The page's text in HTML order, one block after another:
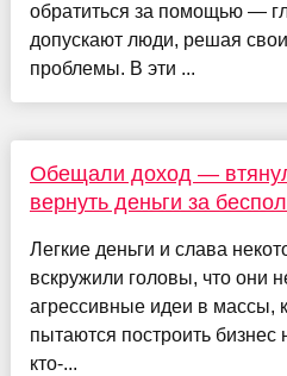
обратиться за помощью —
допускают люди, решая
проблемы. В эти ...
Обещали доход —
вернуть деньги за
Легкие деньги и слава
вскружили головы, что они
агрессивные идеи в массы,
пытаются построить бизнес
кто-...